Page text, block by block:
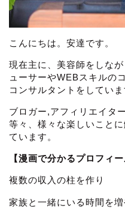
こんにちは。安達です。
現在主に、美容師をしな
ューサーやWEBスキルの
コンサルタントをしていま
ブロガー,アフィリエイタ
等々、様々な楽しいこと
ています。
【漫画で分かるプロフィー
複数の収入の柱を作り
家族と一緒にいる時間を